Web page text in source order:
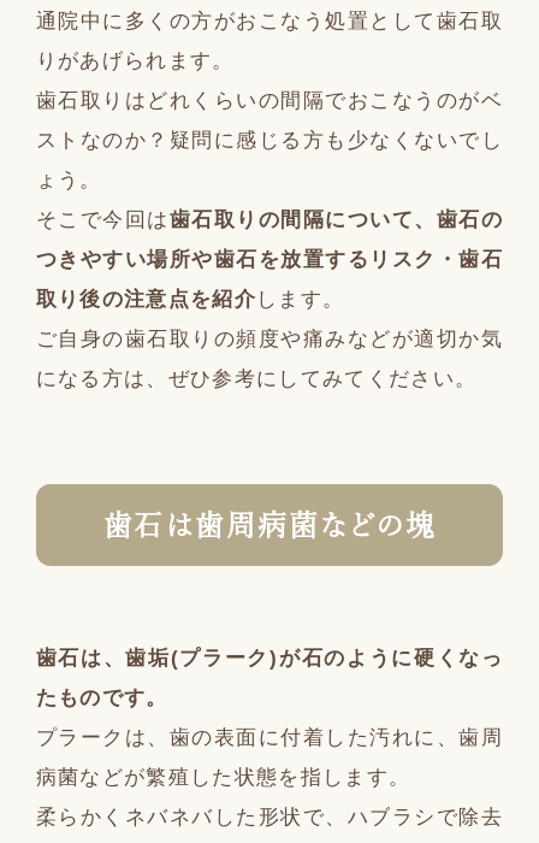
通院中に多くの方がおこなう処置として歯石取
りがあげられます。
歯石取りはどれくらいの間隔でおこなうのがベ
ストなのか？疑問に感じる方も少なくないでし
ょう。
そこで今回は歯石取りの間隔について、歯石の
つきやすい場所や歯石を放置するリスク・歯石
取り後の注意点を紹介 します。
ご自身の歯石取りの頻度や痛みなどが適切か気
になる方は、ぜひ参考にしてみてください。
歯石は歯周病菌などの塊
歯石は、歯垢(プラーク)が石のように硬くなっ
たものです。
プラークは、歯の表面に付着した汚れに、歯周
病菌などが繁殖した状態を指します。
柔らかくネバネバした形状で、ハブラシで除去